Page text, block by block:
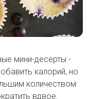
мини-десерты -
калорий, но
количеством
вдвое.